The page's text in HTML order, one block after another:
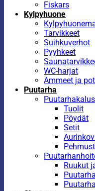
Fiskars
Kylpyhuone
Tarvikkeet
Suihkuverhot
Pyyhkeet
WC-harjat
Ammeet ja
Puutarha
Tuolit
Pöydät
Setit
Ruukut